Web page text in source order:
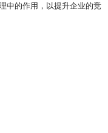
中的作用，以提升企业的竞